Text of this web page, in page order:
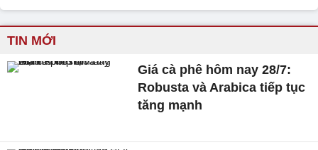
TIN MỚI
Giá cà phê hôm nay 28/7:
Robusta và Arabica tiếp tục
tăng mạnh